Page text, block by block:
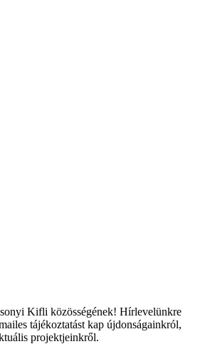
Kifli közösségének! Hírlevelünkre
tájékoztatást kap újdonságainkról,
projektjeinkről.